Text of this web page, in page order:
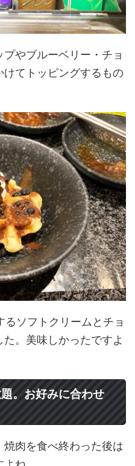
やブルーベリー・チョ
てトッピングするもの
ソフトクリームとチョ
。美味しかったですよ
。お好みに合わせ
肉を食べ終わった後は